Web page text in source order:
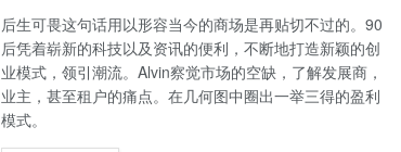
后生可畏这句话用以形容当今的商场是再贴切不过的。90
后凭着崭新的科技以及资讯的便利，不断地打造新颖的创
业模式，领引潮流。Alvin察觉市场的空缺，了解发展商，
业主，甚至租户的痛点。在几何图中圈出一举三得的盈利
模式。